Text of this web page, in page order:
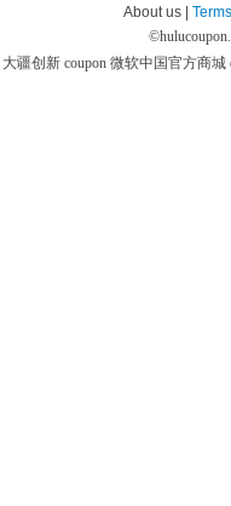
About us |
©
大疆创新 coupon 微软中国官方商城